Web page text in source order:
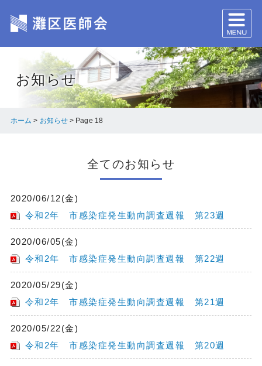
お知らせ
ホーム > お知らせ> Page 18
全てのお知らせ
2020/06/12(金)
令和2年 市感染症発生動向調査週報 第23週
2020/06/05(金)
令和2年 市感染症発生動向調査週報 第22週
2020/05/29(金)
令和2年 市感染症発生動向調査週報 第21週
2020/05/22(金)
令和2年 市感染症発生動向調査週報 第20週